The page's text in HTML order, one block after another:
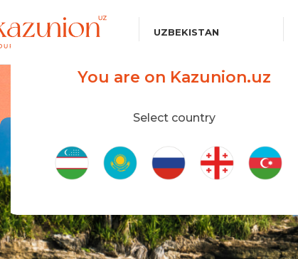
You are on Kazunion.uz
Select country
UZBEKISTAN